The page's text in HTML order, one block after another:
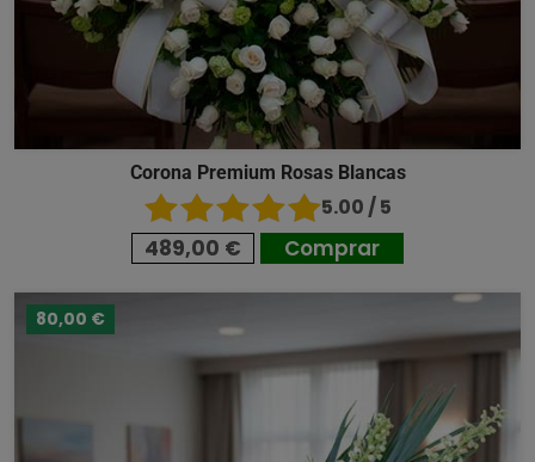
Corona Premium Rosas Blancas
5.00 / 5
489,00 € Comprar
80,00 €